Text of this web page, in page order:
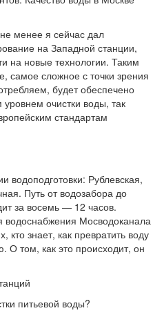
менее я сейчас дал
на Западной станции,
на новые технологии. Таким
самое сложное с точки зрения
будет обеспечено
очистки воды, так
стандартам
водоподготовки: Рублевская,
Путь от водозабора до
за восемь — 12 часов.
водоснабжения Мосводоканала
знает, как превратить воду
О том, как это происходит, он
питьевой воды?